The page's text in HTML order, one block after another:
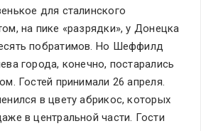
для сталинского
на пике «разрядки», у Донецка
побратимов. Но Шеффилд
города, конечно, постарались
Гостей принимали 26 апреля.
в цвету абрикос, которых
в центральной части. Гости